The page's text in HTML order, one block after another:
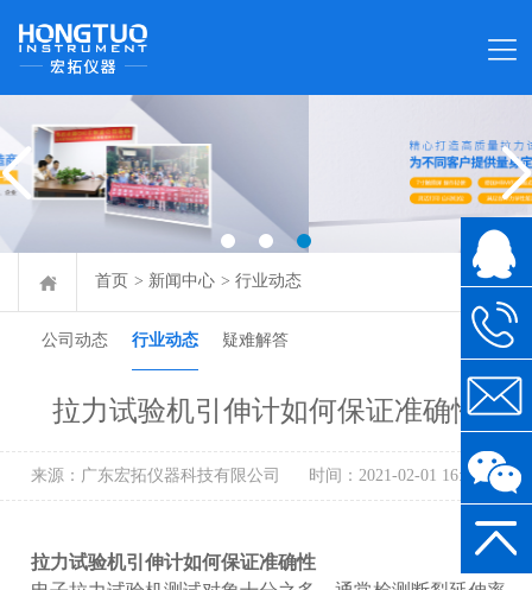
首页 > 新闻中心 > 行业动态
公司动态 行业动态 疑难解答
拉力试验机引伸计如何保证准确性
来源：广东宏拓仪器科技有限公司 时间：2021-02-01 16:32:18
拉力试验机引伸计如何保证准确性